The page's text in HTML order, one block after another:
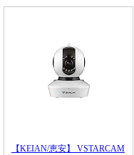
【KEIAN/恵安】 VSTARCAM